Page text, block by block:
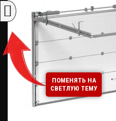
ПОМЕНЯТЬ НА
СВЕТЛУЮ ТЕМУ